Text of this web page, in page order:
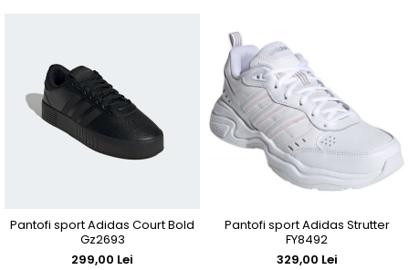
Pantofi sport Adidas Court Bold
Gz2693
299,00 Lei
Pantofi sport Adidas Strutter
FY8492
329,00 Lei